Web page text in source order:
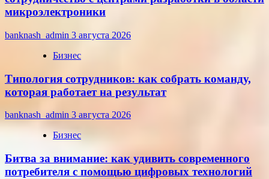
микроэлектроники
banknash_admin 3 августа 2026
Бизнес
Типология сотрудников: как собрать команду,
которая работает на результат
banknash_admin 3 августа 2026
Бизнес
Битва за внимание: как удивить современного
потребителя с помощью цифровых технологий